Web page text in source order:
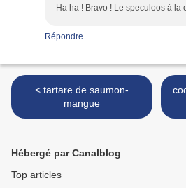
Ha ha ! Bravo ! Le speculoos à la
Répondre
< tartare de saumon-
mangue
Hébergé par Canalblog
Top articles